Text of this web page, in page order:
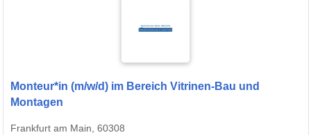
Monteur*in (m/w/d) im Bereich Vitrinen-Bau und
Montagen
Frankfurt am Main, 60308